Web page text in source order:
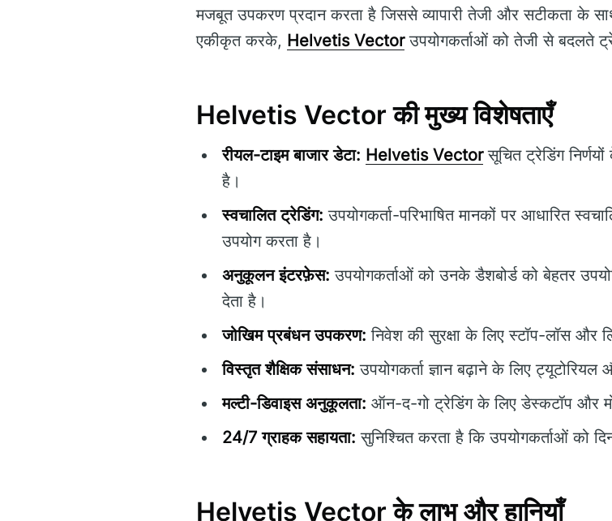
मजबूत उपकरण प्रदान करता है जिससे व्यापारी तेजी और सटीकता के
एकीकृत करके, Helvetis Vectorउपयोगकर्ताओं को तेजी से बदलते
Helvetis Vector की मुख्य विशेषताएँ
रीयल-टाइम बाजार डेटा: Helvetis Vectorसूचित ट्रेडिंग
है।
स्वचालित ट्रेडिंग: उपयोगकर्ता-परिभाषित मानकों पर आधारित
उपयोग करता है।
अनुकूलन इंटरफ़ेस: उपयोगकर्ताओं को उनके डैशबोर्ड को बेहतर
देता है।
जोखिम प्रबंधन उपकरण: निवेश की सुरक्षा के लिए स्टॉप-लॉस और
विस्तृत शैक्षिक संसाधन: उपयोगकर्ता ज्ञान बढ़ाने के लिए ट्यूटोरियल
मल्टी-डिवाइस अनुकूलता: ऑन-द-गो ट्रेडिंग के लिए डेस्कटॉप और
24/7 ग्राहक सहायता: सुनिश्चित करता है कि उपयोगकर्ताओं को
Helvetis Vector के लाभ और हानियाँ